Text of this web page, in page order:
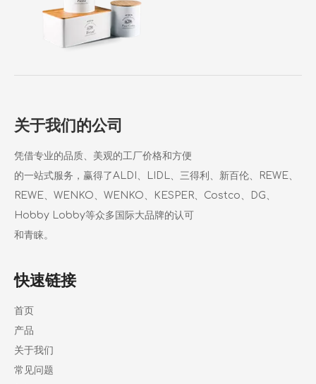
关于我们的公司
凭借专业的品质、美观的工厂价格和方便
的一站式服务，赢得了ALDI、LIDL、三得利、新百伦、REWE、
REWE、WENKO、WENKO、KESPER、Costco、DG、
Hobby Lobby等众多国际大品牌的认可
和青睐。
快速链接
首页
产品
关于我们
常见问题